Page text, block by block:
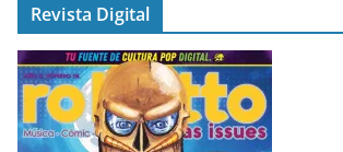
Revista Digital